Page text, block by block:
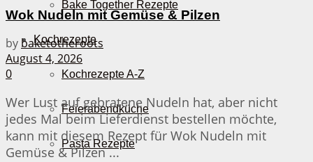
Bake Together Rezepte
Kochrezepte
Kochrezepte A-Z
Feierabendküche
Pasta Rezepte
Wok Nudeln mit Gemüse & Pilzen
by baketotheroots
August 4, 2026
0
Wer Lust auf gebratene Nudeln hat, aber nicht
jedes Mal beim Lieferdienst bestellen möchte,
kann mit diesem Rezept für Wok Nudeln mit
Gemüse & Pilzen ...